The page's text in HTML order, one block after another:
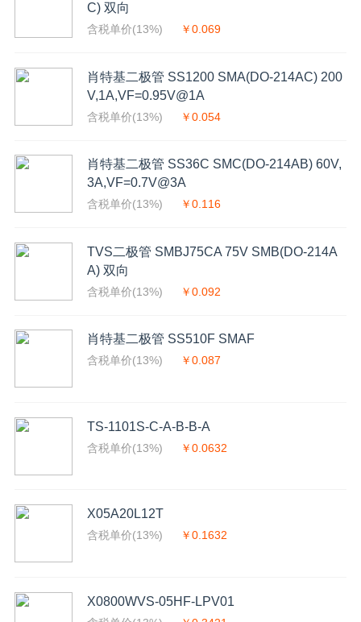
C) 双向
含税单价(13%) ￥0.069
肖特基二极管 SS1200 SMA(DO-214AC) 200
V,1A,VF=0.95V@1A
含税单价(13%) ￥0.054
肖特基二极管 SS36C SMC(DO-214AB) 60V,
3A,VF=0.7V@3A
含税单价(13%) ￥0.116
TVS二极管 SMBJ75CA 75V SMB(DO-214A
A) 双向
含税单价(13%) ￥0.092
肖特基二极管 SS510F SMAF
含税单价(13%) ￥0.087
TS-1101S-C-A-B-B-A
含税单价(13%) ￥0.0632
X05A20L12T
含税单价(13%) ￥0.1632
X0800WVS-05HF-LPV01